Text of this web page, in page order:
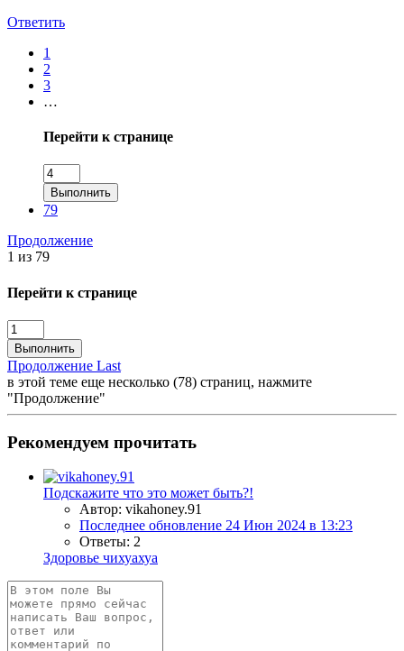
Ответить
1
2
3
…
Перейти к странице
Выполнить
79
Продолжение
1 из 79
Перейти к странице
Выполнить
Продолжение Last
в этой теме еще несколько (78) страниц, нажмите
"Продолжение"
Рекомендуем прочитать
Подскажите что это может быть?!
Автор: vikahoney.91
Последнее обновление 24 Июн 2024 в 13:23
Ответы: 2
Здоровье чихуахуа